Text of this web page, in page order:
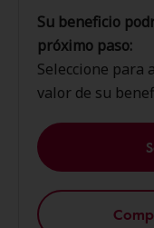
Su beneficio
próximo paso:
Seleccione para
valor de su